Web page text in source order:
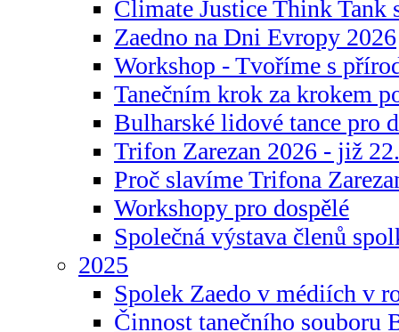
Climate Justice Think Tank
Zaedno na Dni Evropy 2026
Workshop - Tvoříme s
Tanečním krok za krokem
Bulharské lidové tance pro
Trifon Zarezan 2026 - již
Proč slavíme Trifona
Workshopy pro dospělé
Společná výstava členů
2025
Spolek Zaedo v médiích v
Činnost tanečního souboru